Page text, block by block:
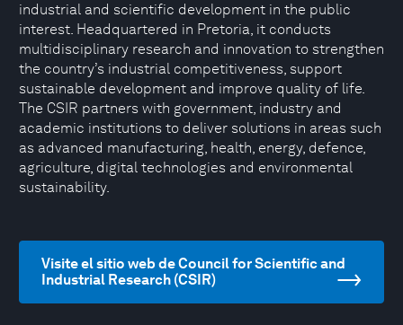
industrial and scientific development in the public
interest. Headquartered in Pretoria, it conducts
multidisciplinary research and innovation to strengthen
the country’s industrial competitiveness, support
sustainable development and improve quality of life.
The CSIR partners with government, industry and
academic institutions to deliver solutions in areas such
as advanced manufacturing, health, energy, defence,
agriculture, digital technologies and environmental
sustainability.
Visite el sitio web de Council for Scientific and
Industrial Research (CSIR)